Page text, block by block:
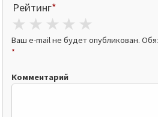
Рейтинг*
4 stars
3 stars
2 stars
1 star
Ваш e-mail не будет опубликован.
*
Комментарий